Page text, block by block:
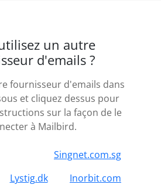
un autre
d'emails ?
fournisseur d'emails dans
et cliquez dessus pour
sur la façon de le
à Mailbird.
Singnet.com.sg
Lystig.dk
Inorbit.com